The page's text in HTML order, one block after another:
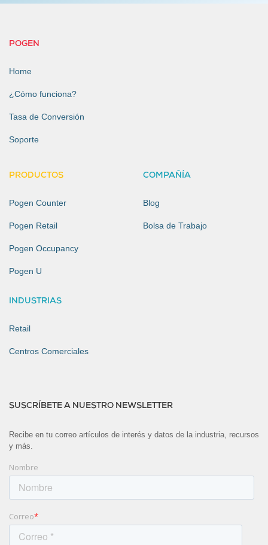
POGEN
Home
¿Cómo funciona?
Tasa de Conversión
Soporte
PRODUCTOS
Pogen Counter
Pogen Retail
Pogen Occupancy
Pogen U
INDUSTRIAS
Retail
Centros Comerciales
COMPAÑÍA
Blog
Bolsa de Trabajo
SUSCRÍBETE A NUESTRO NEWSLETTER
Recibe en tu correo artículos de interés y datos de la industria, recursos
y más.
Nombre
Correo*